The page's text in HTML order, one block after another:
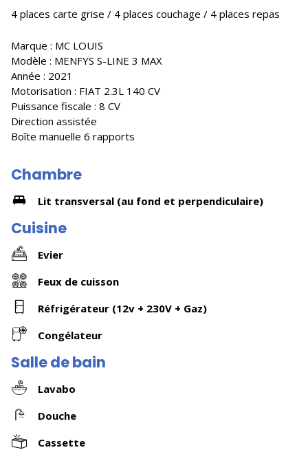
4 places carte grise / 4 places couchage / 4 places repas
Marque : MC LOUIS
Modèle : MENFYS S-LINE 3 MAX
Année : 2021
Motorisation : FIAT 2.3L 140 CV
Puissance fiscale : 8 CV
Direction assistée
Boîte manuelle 6 rapports
Chambre
Lit transversal (au fond et perpendiculaire)
Cuisine
Evier
Feux de cuisson
Réfrigérateur (12v + 230V + Gaz)
Congélateur
Salle de bain
Lavabo
Douche
Cassette